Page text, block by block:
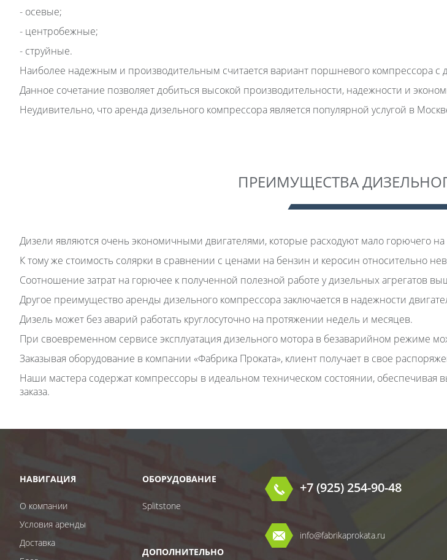
- осевые;
- центробежные;
- струйные.
Наиболее надежным и производительным считается вариант поршневого компрессора с
Данное сочетание позволяет добиться высокой производительности, надежности и
Неудивительно, что аренда дизельного компрессора является популярной услугой в
ПРЕИМУЩЕСТВА
Дизели являются очень экономичными двигателями, которые расходуют мало горючего
К тому же стоимость солярки в сравнении с ценами на бензин и керосин относительно
Соотношение затрат на горючее к полученной полезной работе у дизельных агрегатов
Другое преимущество аренды дизельного компрессора заключается в надежности
Дизель может без аварий работать круглосуточно на протяжении недель и месяцев.
При своевременном сервисе эксплуатация дизельного мотора в безаварийном режиме
Заказывая оборудование в компании «Фабрика Проката», клиент получает в свое
Наши мастера содержат компрессоры в идеальном техническом состоянии, обеспечивая
заказа.
НАВИГАЦИЯ
О компании
Условия аренды
Доставка
ОБОРУДОВАНИЕ
Splitstone
ДОПОЛНИТЕЛЬНО
+7 (925) 254-90-48
info@fabrikaprokata.ru